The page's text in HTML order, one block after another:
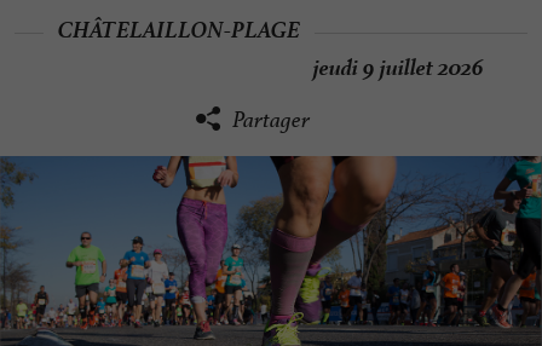
CHÂTELAILLON-PLAGE
jeudi 9 juillet 2026
Partager